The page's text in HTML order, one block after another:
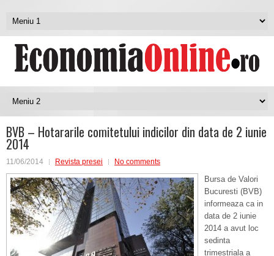
BVB – Hotararile comitetului indicilor din data de 2 iunie
2014
11/06/2014 Revista presei No comments
Bursa de Valori
Bucuresti (BVB)
informeaza ca in
data de 2 iunie
2014 a avut loc
sedinta
trimestriala a